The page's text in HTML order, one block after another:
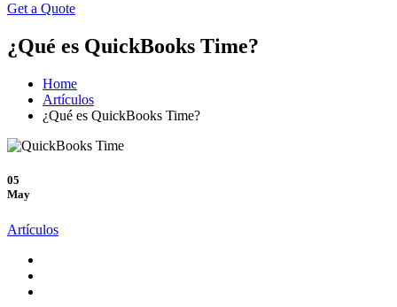
Get a Quote
¿Qué es QuickBooks Time?
Home
Artículos
¿Qué es QuickBooks Time?
05
May
Artículos